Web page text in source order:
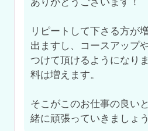
リピートして下さる方が
出ますし、コースアップ
つけて頂けるようになり
料は増えます。
そこがこのお仕事の良い
緒に頑張っていきましょ